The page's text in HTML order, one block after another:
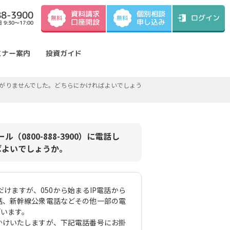
3900
9:30～17:00
無料 資料請求
口座開設 無料 個別相談
申し込み ログイン
ー案内 投資ガイド
ませんでした。どちらにかければよいでしょう
ル（0800-888-3900）に電話し
いでしょうか。
ますが、050から始まるIP電話から
新幹線公衆電話などその他一部の電
ます。
いたしますが、下記電話番号にお掛